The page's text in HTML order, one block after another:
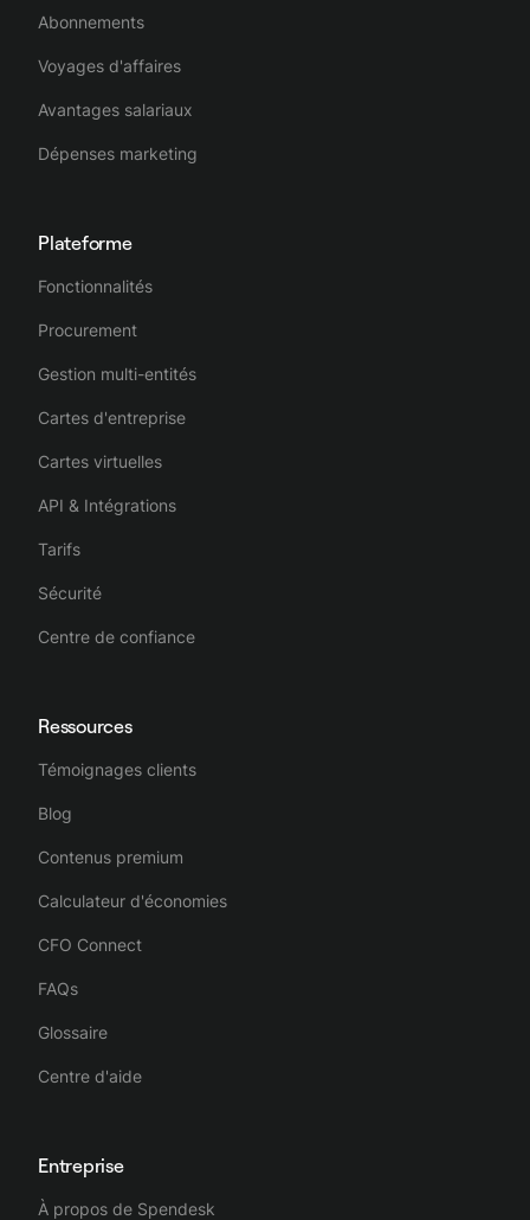
Abonnements
Voyages d'affaires
Avantages salariaux
Dépenses marketing
Plateforme
Fonctionnalités
Procurement
Gestion multi-entités
Cartes d'entreprise
Cartes virtuelles
API & Intégrations
Tarifs
Sécurité
Centre de confiance
Ressources
Témoignages clients
Blog
Contenus premium
Calculateur d'économies
CFO Connect
FAQs
Glossaire
Centre d'aide
Entreprise
À propos de Spendesk